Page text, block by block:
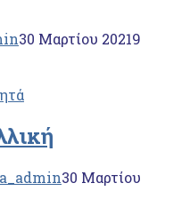
30 Μαρτίου 20219
30 Μαρτίου